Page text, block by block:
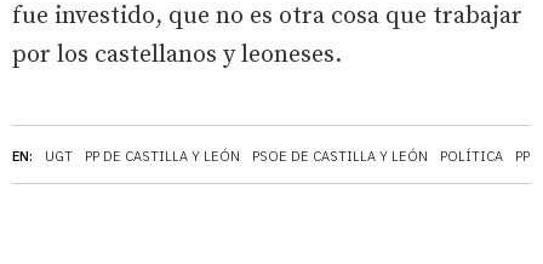
EN: UGT PP DE CASTILLA Y LEÓN PSOE DE CASTILLA Y LEÓN POLÍTICA PP
fue investido, que no es otra cosa que trabajar
por los castellanos y leoneses.